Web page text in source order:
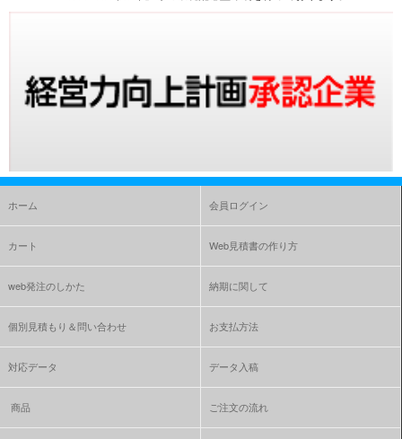
ホーム 会員ログイン
カート Web見積書の作り方
web発注のしかた 納期に関して
個別見積もり＆問い合わせ お支払方法
対応データ データ入稿
商品 ご注文の流れ